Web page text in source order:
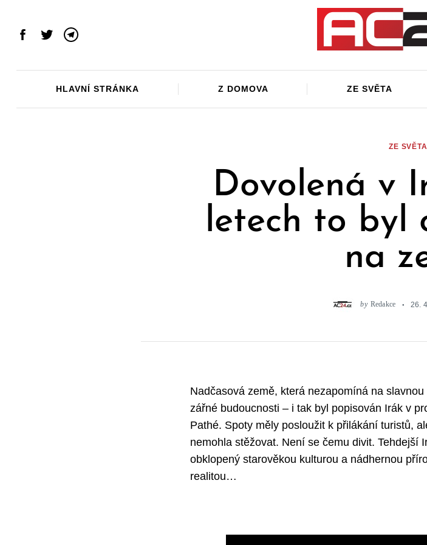
contentFacebook
TwitterTelegram
HLAVNÍ STRÁNKA Z DOMOVA ZE SVĚTA
ZE SVĚTA
Dovolená v
letech to byl
na
by Redakce 26.
Nadčasová země, která nezapomíná na
zářné budoucnosti – i tak byl popisován Irák v
Pathé. Spoty měly posloužit k přilákání turistů,
nemohla stěžovat. Není se čemu divit. Tehdejší
obklopený starověkou kulturou a nádhernou
realitou…